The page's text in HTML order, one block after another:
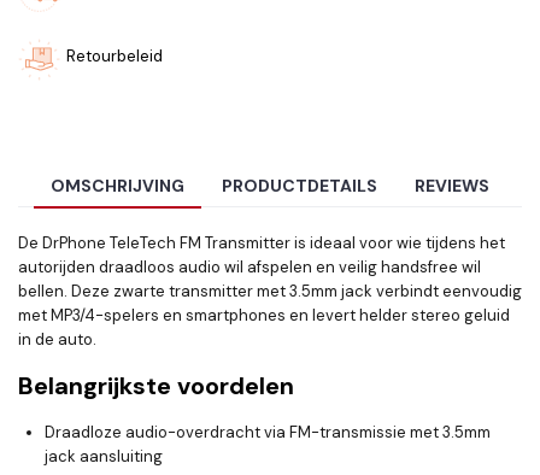
Retourbeleid
OMSCHRIJVING PRODUCTDETAILS REVIEWS
De DrPhone TeleTech FM Transmitter is ideaal voor wie tijdens het
autorijden draadloos audio wil afspelen en veilig handsfree wil
bellen. Deze zwarte transmitter met 3.5mm jack verbindt eenvoudig
met MP3/4-spelers en smartphones en levert helder stereo geluid
in de auto.
Belangrijkste voordelen
Draadloze audio-overdracht via FM-transmissie met 3.5mm
jack aansluiting